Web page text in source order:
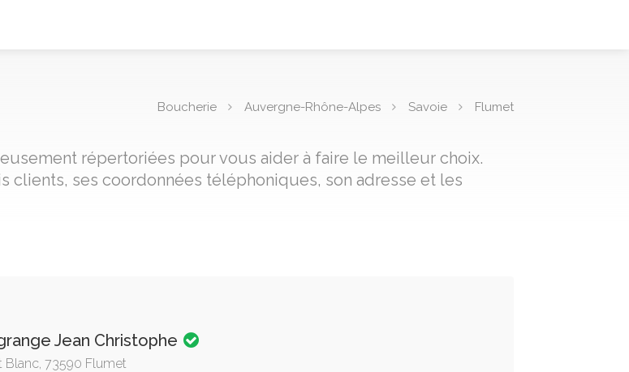
Boucherie Auvergne-Rhône-Alpes Savoie Flumet
répertoriées pour vous aider à faire le meilleur choix.
clients, ses coordonnées téléphoniques, son adresse et les
Jean Christophe
Blanc, 73590 Flumet